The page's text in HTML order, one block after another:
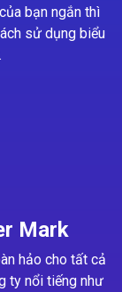
bạn ngắn thì
sử dụng biểu
Mark
hảo cho tất cả
ty nổi tiếng như